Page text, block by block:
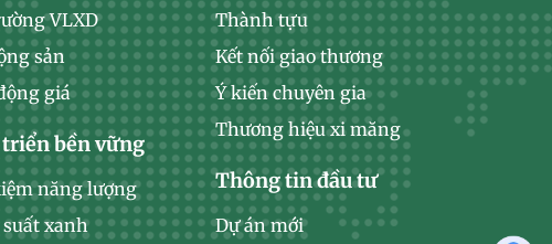
VLXD
sản
giá
bền vững
năng lượng
xanh
Thành tựu
Kết nối giao thương
Ý kiến chuyên gia
Thương hiệu xi măng
Thông tin đầu tư
Dự án mới